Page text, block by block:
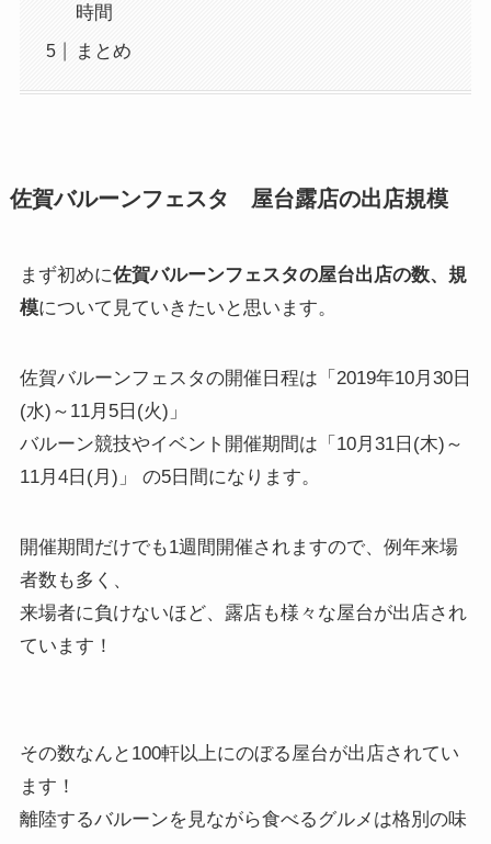
時間
まとめ
佐賀バルーンフェスタ 屋台露店の出店規模
まず初めに佐賀バルーンフェスタの屋台出店の数、規
模について見ていきたいと思います。
佐賀バルーンフェスタの開催日程は「2019年10月30日
(水)～11月5日(火)」
バルーン競技やイベント開催期間は「10月31日(木)～
11月4日(月)」 の5日間になります。
開催期間だけでも1週間開催されますので、例年来場
者数も多く、
来場者に負けないほど、露店も様々な屋台が出店され
ています！
その数なんと100軒以上にのぼる屋台が出店されてい
ます！
離陸するバルーンを見ながら食べるグルメは格別の味